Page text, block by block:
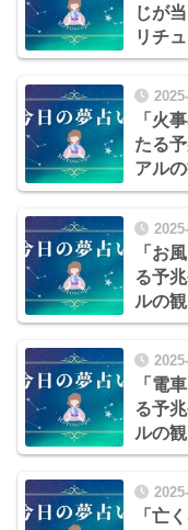
じが
リチ
「火
たる
アル
「お
る予
ルの
「電
る予
ルの
「亡